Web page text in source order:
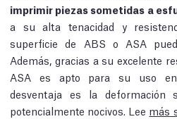
imprimir piezas sometidas a
a su alta tenacidad y
superficie de ABS o ASA
Además, gracias a su excelente
ASA es apto para su uso
desventaja es la deformación
potencialmente nocivos. Lee más